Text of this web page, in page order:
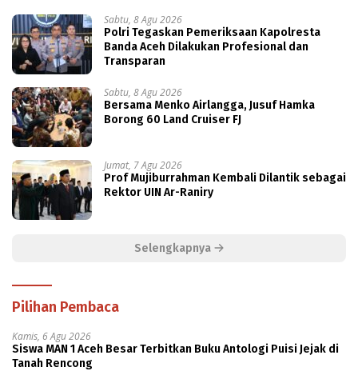
Sabtu, 8 Agu 2026
Polri Tegaskan Pemeriksaan Kapolresta
Banda Aceh Dilakukan Profesional dan
Transparan
Sabtu, 8 Agu 2026
Bersama Menko Airlangga, Jusuf Hamka
Borong 60 Land Cruiser FJ
Jumat, 7 Agu 2026
Prof Mujiburrahman Kembali Dilantik sebagai
Rektor UIN Ar-Raniry
Selengkapnya
Pilihan Pembaca
Kamis, 6 Agu 2026
Siswa MAN 1 Aceh Besar Terbitkan Buku Antologi Puisi Jejak di
Tanah Rencong